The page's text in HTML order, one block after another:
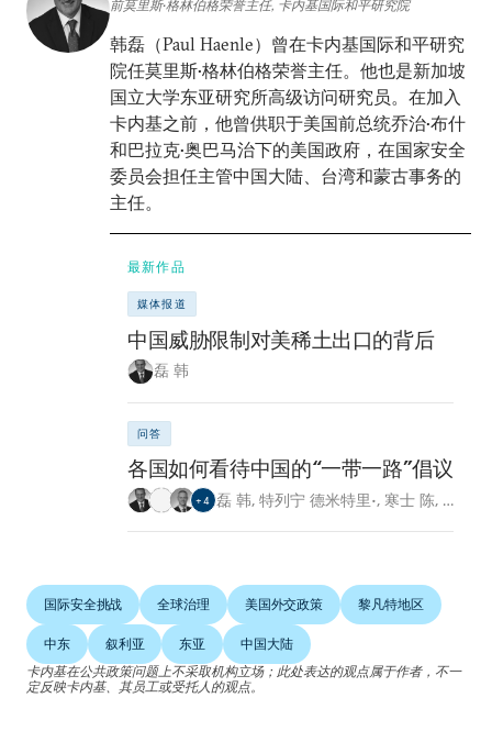
前莫里斯•格林伯格荣誉主任, 卡内基国际和平研究院
韩磊（Paul Haenle）曾在卡内基国际和平研究
院任莫里斯•格林伯格荣誉主任。他也是新加坡
国立大学东亚研究所高级访问研究员。在加入
卡内基之前，他曾供职于美国前总统乔治•布什
和巴拉克•奥巴马治下的美国政府，在国家安全
委员会担任主管中国大陆、台湾和蒙古事务的
主任。
最新作品
媒体报道
中国威胁限制对美稀土出口的背后
磊 韩
问答
各国如何看待中国的“一带一路”倡议
+4 磊 韩, 特列宁 德米特里•, 寒士 陈, …
国际安全挑战 全球治理 美国外交政策 黎凡特地区
中东 叙利亚 东亚
中国大陆
卡内基在公共政策问题上不采取机构立场；此处表达的观点属于作者，不一
定反映卡内基、其员工或受托人的观点。